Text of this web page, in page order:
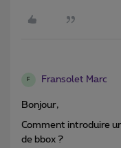
F Fransolet Marc
Bonjour,
Comment introduire
de bbox ?